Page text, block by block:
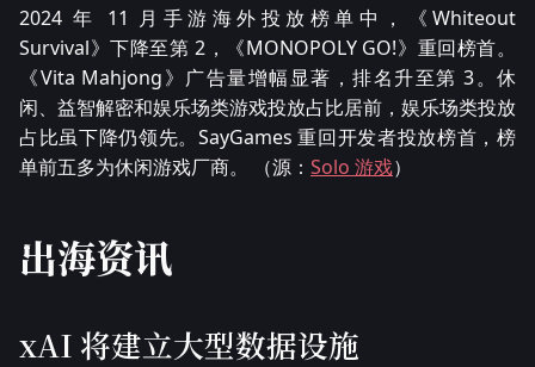
2024 年 11 月手游海外投放榜单中，《Whiteout
Survival》下降至第 2，《MONOPOLY GO!》重回榜首。
《Vita Mahjong》广告量增幅显著，排名升至第 3。休
闲、益智解密和娱乐场类游戏投放占比居前，娱乐场类投放
占比虽下降仍领先。SayGames 重回开发者投放榜首，榜
单前五多为休闲游戏厂商。 （源： Solo 游戏）
出海资讯
xAI 将建立大型数据设施